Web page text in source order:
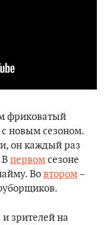
фриковатый
новым сезоном.
он каждый раз
В первом сезоне
Во втором –
зрителей на